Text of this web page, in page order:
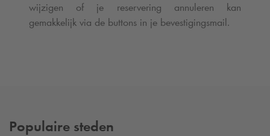
wijzigen of je reservering annuleren kan
gemakkelijk via de buttons in je bevestigingsmail.
Populaire steden